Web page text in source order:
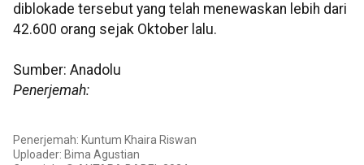
diblokade tersebut yang telah menewaskan lebih dari
42.600 orang sejak Oktober lalu.
Sumber: Anadolu
Penerjemah:
Penerjemah: Kuntum Khaira Riswan
Uploader: Bima Agustian